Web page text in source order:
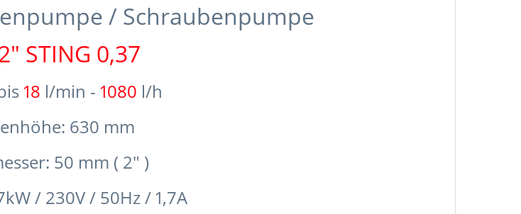
/ Schraubenpumpe
STING 0,37
18 l/min - 1080 l/h
630 mm
50 mm ( 2" )
/ 230V / 50Hz / 1,7A